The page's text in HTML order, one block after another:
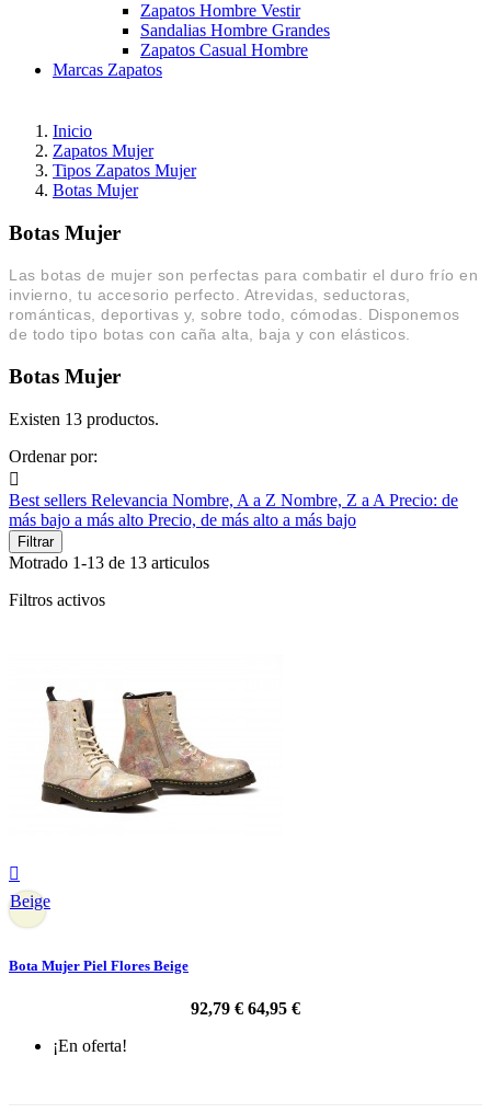
Zapatos Hombre Vestir
Sandalias Hombre Grandes
Zapatos Casual Hombre
Marcas Zapatos
Inicio
Zapatos Mujer
Tipos Zapatos Mujer
Botas Mujer
Botas Mujer
Las botas de mujer son perfectas para combatir el duro frío en
invierno, tu accesorio perfecto. Atrevidas, seductoras,
románticas, deportivas y, sobre todo, cómodas. Disponemos
de todo tipo botas con caña alta, baja y con elásticos.
Botas Mujer
Existen 13 productos.
Ordenar por:

Best sellers Relevancia Nombre, A a Z Nombre, Z a A Precio: de
más bajo a más alto Precio, de más alto a más bajo
Filtrar
Motrado 1-13 de 13 articulos
Filtros activos

Beige
Bota Mujer Piel Flores Beige
92,79 € 64,95 €
¡En oferta!